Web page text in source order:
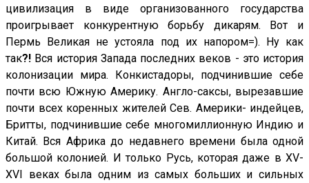
цивилизация в виде организованного государства
проигрывает конкурентную борьбу дикарям. Вот и
Пермь Великая не устояла под их напором=). Ну как
так?! Вся история Запада последних веков - это история
колонизации мира. Конкистадоры, подчинившие себе
почти всю Южную Америку. Англо-саксы, вырезавшие
почти всех коренных жителей Сев. Америки- индейцев,
Бритты, подчинившие себе многомиллионную Индию и
Китай. Вся Африка до недавнего времени была одной
большой колонией. И только Русь, которая даже в XV-
XVI веках была одним из самых больших и сильных